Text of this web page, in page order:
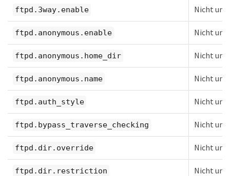
ftpd.3way.enable Nicht
ftpd.anonymous.enable Nicht
ftpd.anonymous.home_dir Nicht
ftpd.anonymous.name Nicht
ftpd.auth_style Nicht
ftpd.bypass_traverse_checking Nicht
ftpd.dir.override Nicht
ftpd.dir.restriction Nicht